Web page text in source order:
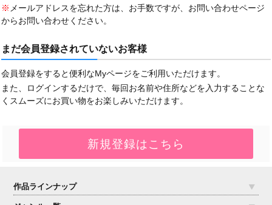
※ メールアドレスを忘れた方は、お手数ですが、お問い合わせページ
からお問い合わせください。
まだ会員登録されていないお客様
会員登録をすると便利なMyページをご利用いただけます。
また、ログインするだけで、毎回お名前や住所などを入力することな
くスムーズにお買い物をお楽しみいただけます。
作品ラインナップ